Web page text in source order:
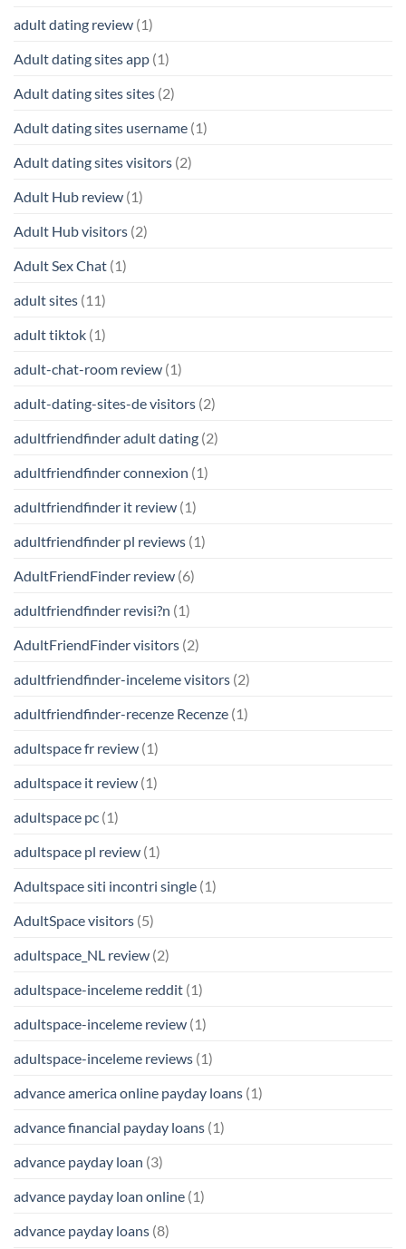
adult dating review (1)
Adult dating sites app (1)
Adult dating sites sites (2)
Adult dating sites username (1)
Adult dating sites visitors (2)
Adult Hub review (1)
Adult Hub visitors (2)
Adult Sex Chat (1)
adult sites (11)
adult tiktok (1)
adult-chat-room review (1)
adult-dating-sites-de visitors (2)
adultfriendfinder adult dating (2)
adultfriendfinder connexion (1)
adultfriendfinder it review (1)
adultfriendfinder pl reviews (1)
AdultFriendFinder review (6)
adultfriendfinder revisi?n (1)
AdultFriendFinder visitors (2)
adultfriendfinder-inceleme visitors (2)
adultfriendfinder-recenze Recenze (1)
adultspace fr review (1)
adultspace it review (1)
adultspace pc (1)
adultspace pl review (1)
Adultspace siti incontri single (1)
AdultSpace visitors (5)
adultspace_NL review (2)
adultspace-inceleme reddit (1)
adultspace-inceleme review (1)
adultspace-inceleme reviews (1)
advance america online payday loans (1)
advance financial payday loans (1)
advance payday loan (3)
advance payday loan online (1)
advance payday loans (8)